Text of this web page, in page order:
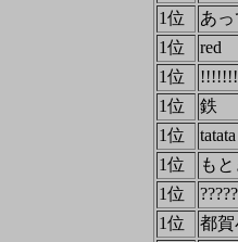
1位
あっ
1位
red
1位
1位
鉄
1位
tatata
1位
もと
1位
1位
都賀